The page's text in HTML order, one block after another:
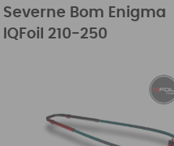
Severne Bom Enigma
IQFoil 210-250